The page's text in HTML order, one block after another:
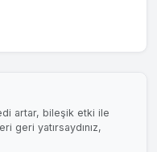
artar, bileşik etki ile
geri yatırsaydınız,